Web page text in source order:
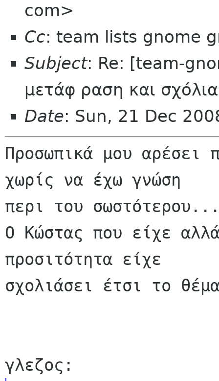
com>
Cc: team lists gnome
Subject: Re: [team-
μετάφ ραση και σχόλια
Date: Sun, 21 Dec
Προσωπικά μου αρέσει
χωρίς να έχω γνώση
περι του
Ο Κώστας που είχε
προσιτότητα είχε
σχολιάσει έτσι το